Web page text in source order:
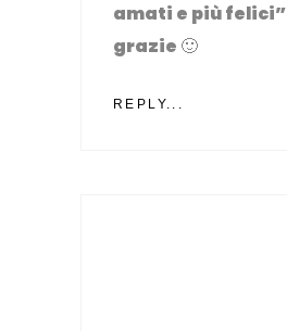
amati e più felici”
grazie 🙂
REPLY...